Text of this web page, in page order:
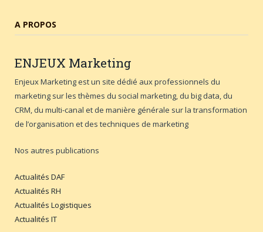
A PROPOS
ENJEUX Marketing
Enjeux Marketing est un site dédié aux professionnels du
marketing sur les thèmes du social marketing, du big data, du
CRM, du multi-canal et de manière générale sur la transformation
de l’organisation et des techniques de marketing
Nos autres publications
Actualités DAF
Actualités RH
Actualités Logistiques
Actualités IT